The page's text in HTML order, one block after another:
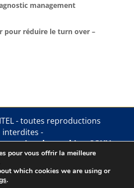
management
pour réduire le turn over –
- toutes reproductions
interdites -
.gestion des cookies.CGUV
pour vous offrir la meilleure
which cookies we are using or
.